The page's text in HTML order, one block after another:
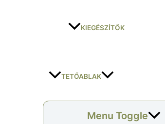
KIEGÉSZÍTŐK
TETŐABLAK
Menu Toggle